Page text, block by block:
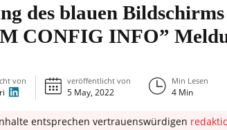
des blauen
CONFIG INFO”
von veröffentlicht von
5 May, 2022
Min Lesen
4Min
entsprechen vertrauenswürdigen